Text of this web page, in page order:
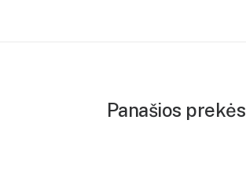
Panašios prekės